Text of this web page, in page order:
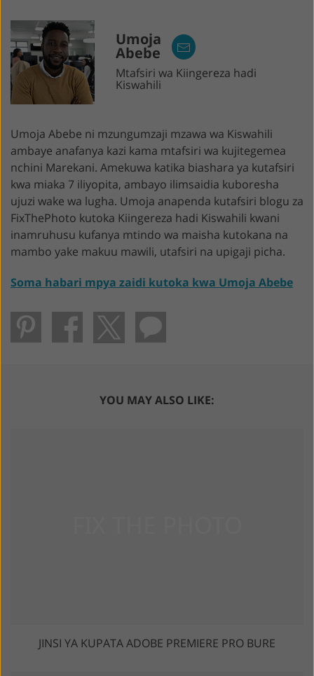
Umoja
Abebe
Mtafsiri wa Kiingereza hadi
Kiswahili
Umoja Abebe ni mzungumzaji mzawa wa Kiswahili
ambaye anafanya kazi kama mtafsiri wa kujitegemea
nchini Marekani. Amekuwa katika biashara ya kutafsiri
kwa miaka 7 iliyopita, ambayo ilimsaidia kuboresha
ujuzi wake wa lugha. Umoja anapenda kutafsiri blogu za
FixThePhoto kutoka Kiingereza hadi Kiswahili kwani
inamruhusu kufanya mtindo wa maisha kutokana na
mambo yake makuu mawili, utafsiri na upigaji picha.
Soma habari mpya zaidi kutoka kwa Umoja Abebe
YOU MAY ALSO LIKE:
JINSI YA KUPATA ADOBE PREMIERE PRO BURE